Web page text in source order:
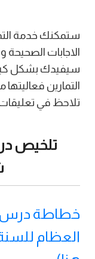
ستمكنك خدمة
الاجابات الصحيحة
سيفيدك بشكل
التمارين فعاليتها
تلاحظ في تعليقات
تلخيص
خطاطة درس
العظام